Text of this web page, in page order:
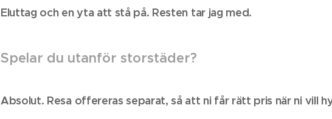
Eluttag och en yta att stå på. Resten tar jag med.
Spelar du utanför storstäder?
Absolut. Resa offereras separat, så att ni får rätt pris när ni vill